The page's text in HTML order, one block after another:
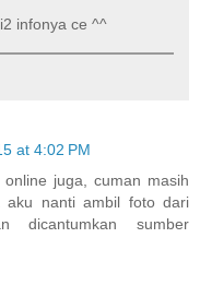
infonya ce ^^
at 4:02 PM
juga, cuman masih
aku nanti ambil foto dari
dicantumkan sumber